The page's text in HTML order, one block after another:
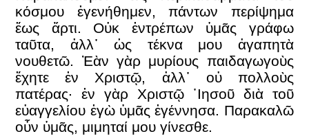
κόσμου ἐγενήθημεν, πάντων περίψημα
ἕως ἄρτι. Οὐκ ἐντρέπων ὑμᾶς γράφω
ταῦτα, ἀλλ᾿ ὡς τέκνα μου ἀγαπητὰ
νουθετῶ. Ἐὰν γὰρ μυρίους παιδαγωγοὺς
ἔχητε ἐν Χριστῷ, ἀλλ᾿ οὐ πολλοὺς
πατέρας· ἐν γὰρ Χριστῷ ᾿Ιησοῦ διὰ τοῦ
εὐαγγελίου ἐγὼ ὑμᾶς ἐγέννησα. Παρακαλῶ
οὖν ὑμᾶς, μιμηταί μου γίνεσθε.